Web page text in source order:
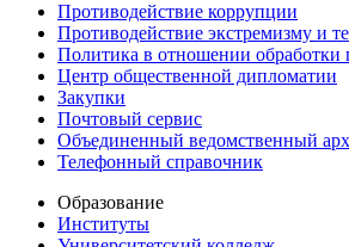
Противодействие коррупции
Противодействие экстремизму и
Политика в отношении
Центр общественной дипломатии
Закупки
Почтовый сервис
Объединенный ведомственный
Телефонный справочник
Образование
Институты